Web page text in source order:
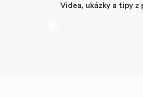
Videa, ukázky a tipy z